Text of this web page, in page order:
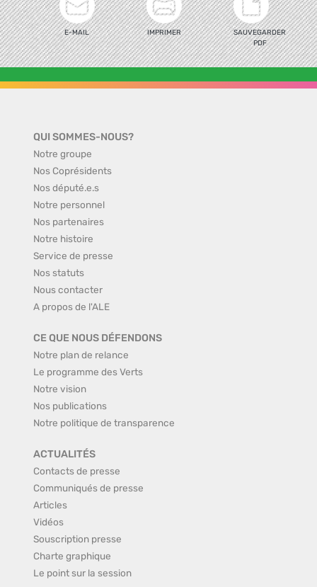
E-MAIL IMPRIMER
SAUVEGARDER
PDF
QUI SOMMES-NOUS?
Notre groupe
Nos Coprésidents
Nos député.e.s
Notre personnel
Nos partenaires
Notre histoire
Service de presse
Nos statuts
Nous contacter
A propos de l'ALE
CE QUE NOUS DÉFENDONS
Notre plan de relance
Le programme des Verts
Notre vision
Nos publications
Notre politique de transparence
ACTUALITÉS
Contacts de presse
Communiqués de presse
Articles
Vidéos
Souscription presse
Charte graphique
Le point sur la session